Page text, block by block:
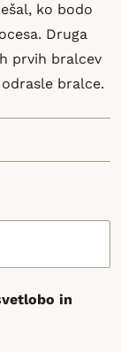
ko bodo
Druga
prvih bralcev
bralce.
in